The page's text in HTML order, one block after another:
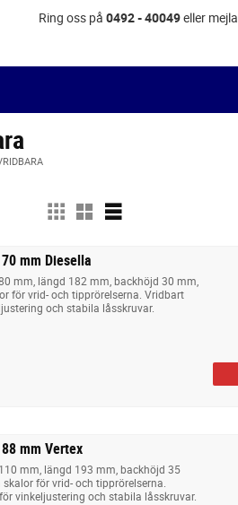
Ring oss på 0492 - 40049eller mejla
mm Diesella
mm, längd 182 mm, backhöjd 30 mm,
för vrid- och tipprörelserna. Vridbart
och stabila låsskruvar.
mm Vertex
mm, längd 193 mm, backhöjd 35
för vrid- och tipprörelserna.
vinkeljustering och stabila låsskruvar.